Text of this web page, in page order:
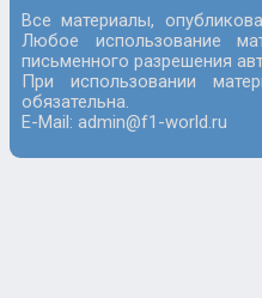
Все материалы,
Любое использование
письменного разрешения
При использовании
обязательна.
E-Mail: admin@f1-world.ru